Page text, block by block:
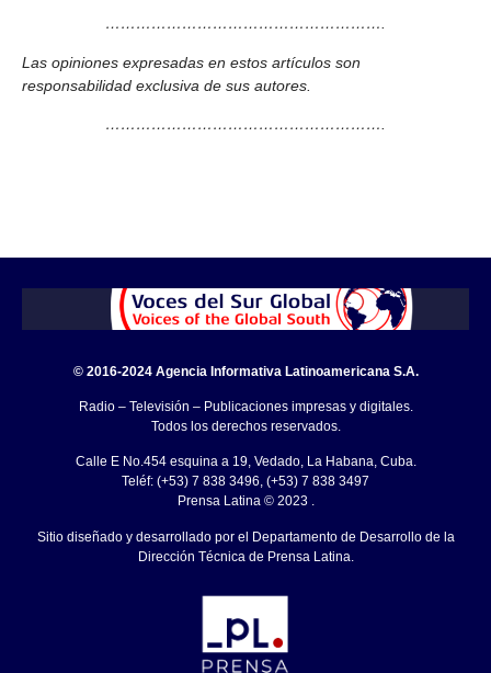
……………………………………………….
Las opiniones expresadas en estos artículos son
responsabilidad exclusiva de sus autores.
……………………………………………….
© 2016-2024 Agencia Informativa Latinoamericana S.A.
Radio – Televisión – Publicaciones impresas y digitales.
Todos los derechos reservados.
Calle E No.454 esquina a 19, Vedado, La Habana, Cuba.
Teléf: (+53) 7 838 3496, (+53) 7 838 3497
Prensa Latina © 2023 .
Sitio diseñado y desarrollado por el Departamento de Desarrollo de la
Dirección Técnica de Prensa Latina.